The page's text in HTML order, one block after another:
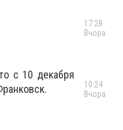
с 10 декабря
17:28
Вчора
10:24
Вчора